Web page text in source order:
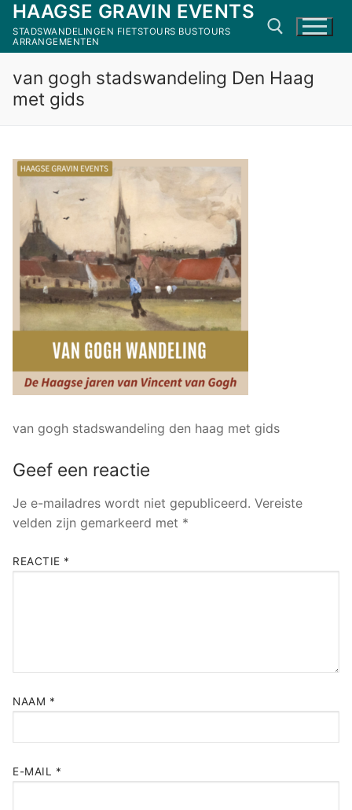
Ga
naar
de
HAAGSE GRAVIN EVENTS
STADSWANDELINGEN FIETSTOURS BUSTOURS
ARRANGEMENTEN
van gogh stadswandeling Den Haag
met gids
van gogh stadswandeling den haag met gids
Geef een reactie
Je e-mailadres wordt niet gepubliceerd. Vereiste
velden zijn gemarkeerd met *
REACTIE *
NAAM *
E-MAIL *